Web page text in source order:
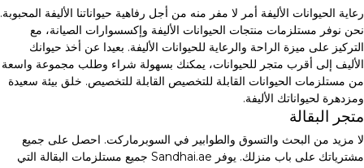
رعاية الحيوانات الأليفة أمر لا مفر منه من أجل رفاهية حيواناتنا الأليفة المحبوبة.
نحن نوفر مستلزمات منتجات الحيوانات الأليفة وإكسسوارات الصيانة، مع
التركيز على ميزة الراحة والرعاية للحيوانات الأليفة. بعيدا عن أخذ حيوانك
الأليف إلى أقرب متجر للحيوانات، يمكنك بسهولة شراء وطلب مجموعة واسعة
من مستلزمات الحيوانات القابلة للتخصيص القابلة للتخصيص. خلق بيئة سعيدة
ومزدهرة لحيواناتك الأليفة.
متجر البقالة
لا مزيد من البحث والتسوق والطوابير في السوبرماركت. احصل على جميع
مشترياتك على باب منزلك. يوفر Sandhai.ae جميع مستلزمات البقالة التي